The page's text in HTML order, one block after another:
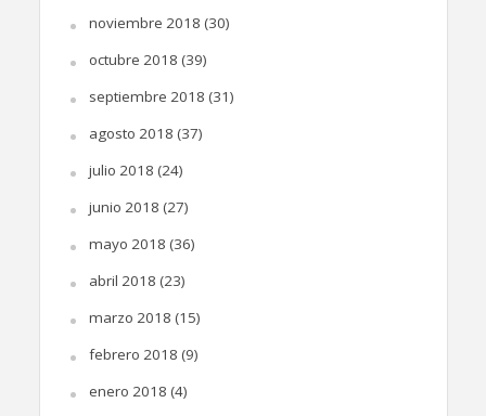
noviembre 2018 (30)
octubre 2018 (39)
septiembre 2018 (31)
agosto 2018 (37)
julio 2018 (24)
junio 2018 (27)
mayo 2018 (36)
abril 2018 (23)
marzo 2018 (15)
febrero 2018 (9)
enero 2018 (4)